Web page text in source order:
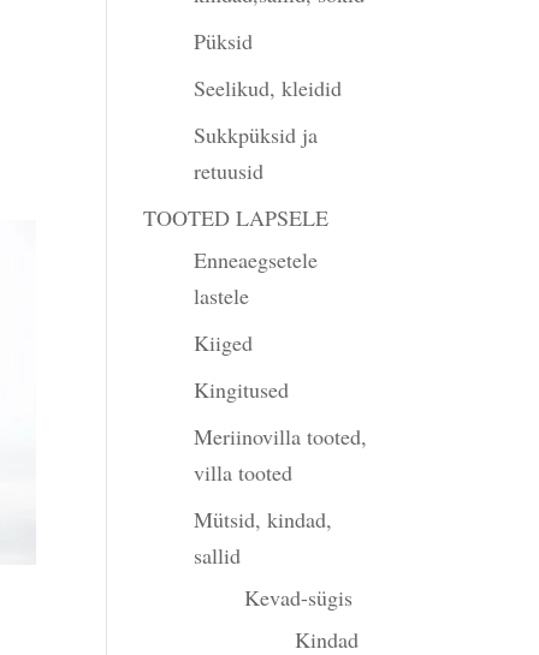
Püksid
Seelikud, kleidid
Sukkpüksid ja
retuusid
TOOTED LAPSELE
Enneaegsetele
lastele
Kiiged
Kingitused
Meriinovilla tooted,
villa tooted
Mütsid, kindad,
sallid
Kevad-sügis
Kindad